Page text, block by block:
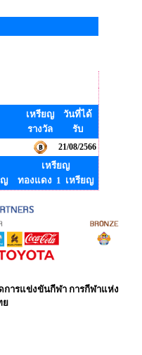
เหรียญ
รางวัล
วันที่ได้
รับ
21/08/2566
ญ
เหรียญ
ทองแดง 1 เหรียญ
การแข่งขันกีฬา การกีฬาแห่ง
ย